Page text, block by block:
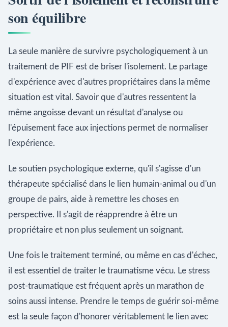
son équilibre
La seule manière de survivre psychologiquement à un
traitement de PIF est de briser l'isolement. Le partage
d'expérience avec d'autres propriétaires dans la même
situation est vital. Savoir que d'autres ressentent la
même angoisse devant un résultat d'analyse ou
l'épuisement face aux injections permet de normaliser
l'expérience.
Le soutien psychologique externe, qu'il s'agisse d'un
thérapeute spécialisé dans le lien humain-animal ou d'un
groupe de pairs, aide à remettre les choses en
perspective. Il s'agit de réapprendre à être un
propriétaire et non plus seulement un soignant.
Une fois le traitement terminé, ou même en cas d'échec,
il est essentiel de traiter le traumatisme vécu. Le stress
post-traumatique est fréquent après un marathon de
soins aussi intense. Prendre le temps de guérir soi-même
est la seule façon d'honorer véritablement le lien avec